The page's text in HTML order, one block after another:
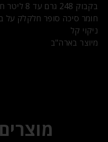
בקבוק 248 גרם עד 8 ליטר חומר תלוי במרקם.
חומר סיכה סופר חלקלק על
ניקוי קל
מיוצר בארה"ב